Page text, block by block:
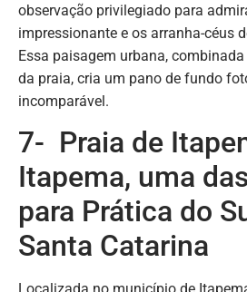
observação privilegiado para
impressionante e os arranha-céus
Essa paisagem urbana,
da praia, cria um pano de fundo
incomparável.
7- Praia de
Itapema, uma
para Prática do
Santa Catarina